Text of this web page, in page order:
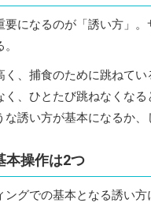
要になるのが「誘い方」
く、捕食のために跳ねて
、ひとたび跳ねなくな
誘い方が基本になるか、
本操作は2つ
グでの基本となる誘い